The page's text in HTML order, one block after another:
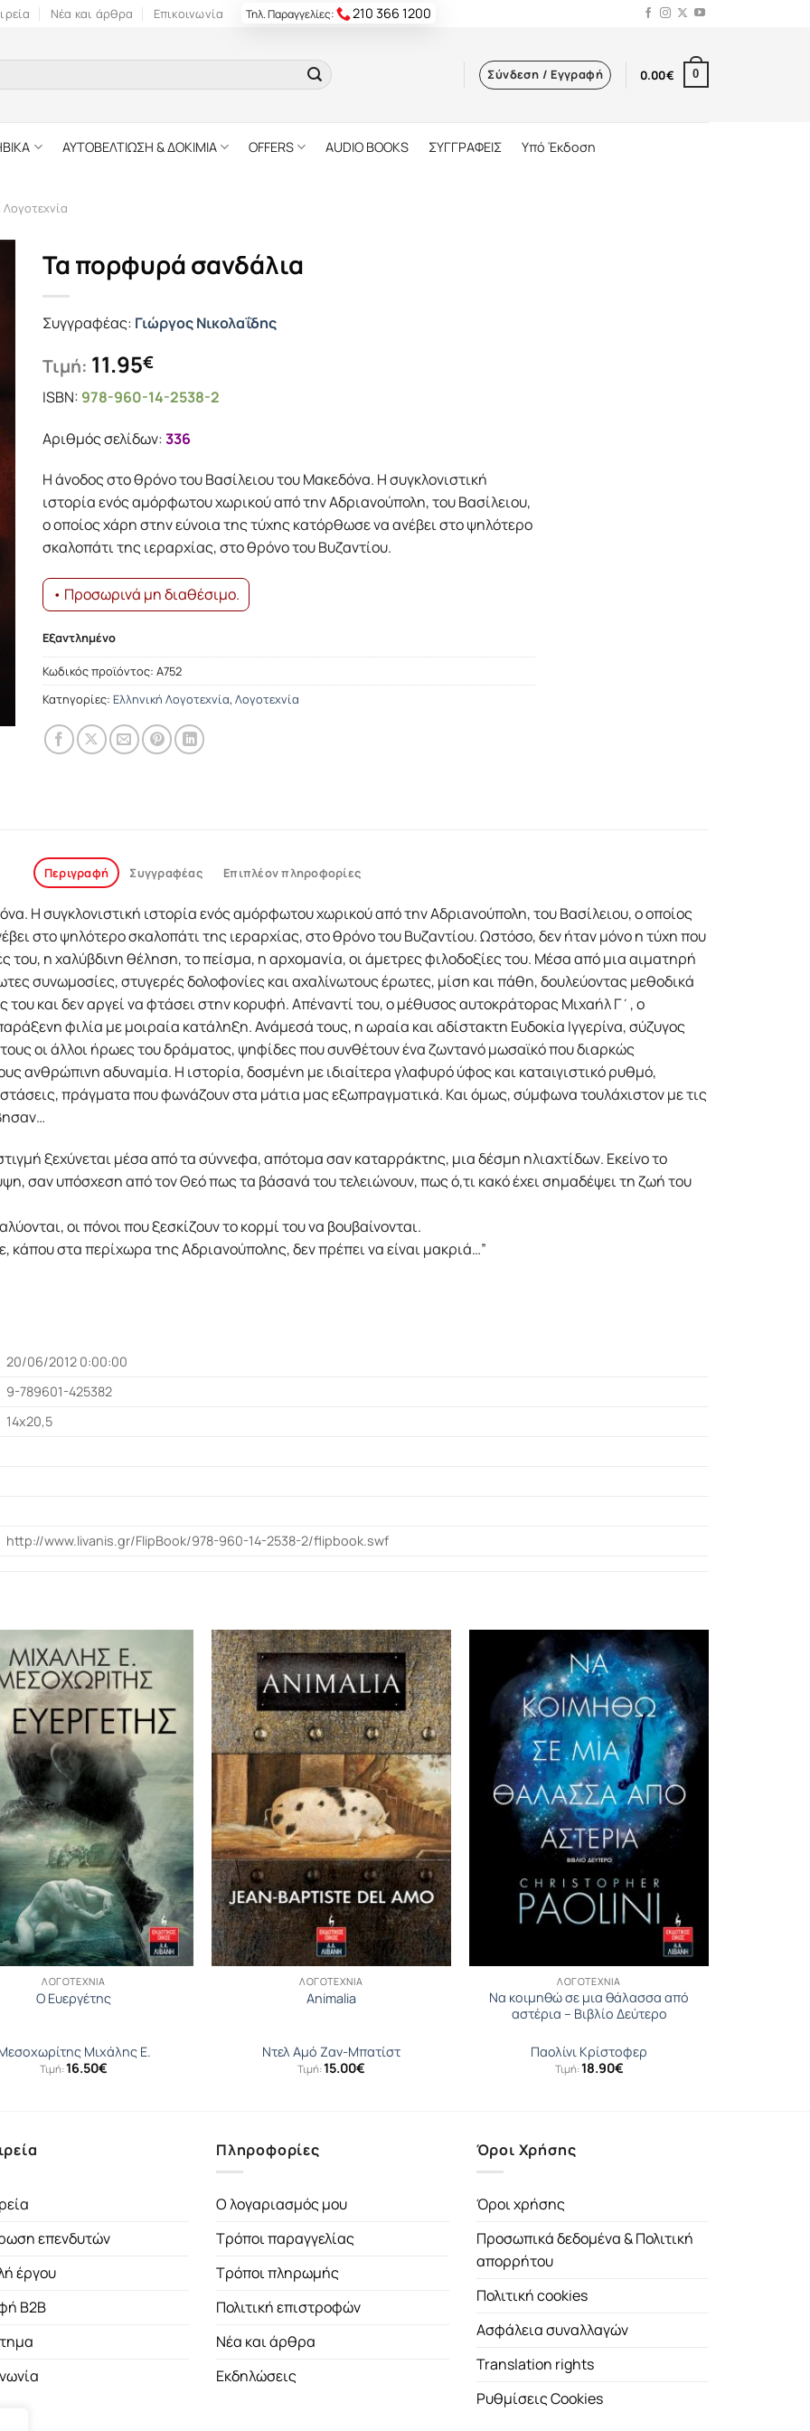
Νέα και άρθρα Επικοινωνία Τηλ. Παραγγελίες: 210 366 1200
Σύνδεση / Εγγραφή 0.00€ 0
ΑΥΤΟΒΕΛΤΙΩΣΗ & ΔΟΚΙΜΙΑ OFFERS AUDIO BOOKS ΣΥΓΓΡΑΦΕΙΣ Υπό Έκδοση
Λογοτεχνία
Τα πορφυρά σανδάλια
Συγγραφέας: Γιώργος Νικολαΐδης
Τιμή: 11.95€
ISBN: 978-960-14-2538-2
Αριθμός σελίδων:336
Η άνοδος στο θρόνο του Βασίλειου του Μακεδόνα. Η συγκλονιστική
ιστορία ενός αμόρφωτου χωρικού από την Αδριανούπολη, του Βασίλειου,
ο οποίος χάρη στην εύνοια της τύχης κατόρθωσε να ανέβει στο ψηλότερο
σκαλοπάτι της ιεραρχίας, στο θρόνο του Βυζαντίου.
• Προσωρινά μη διαθέσιμο.
Εξαντλημένο
Κωδικός προϊόντος:Α752
Κατηγορίες: Ελληνική Λογοτεχνία,Λογοτεχνία
Περιγραφή Συγγραφέας Επιπλέον πληροφορίες
Η συγκλονιστική ιστορία ενός αμόρφωτου χωρικού από την Αδριανούπολη, του Βασίλειου, ο οποίος
στο ψηλότερο σκαλοπάτι της ιεραρχίας, στο θρόνο του Βυζαντίου. Ωστόσο, δεν ήταν μόνο η τύχη που
του, η χαλύβδινη θέληση, το πείσμα, η αρχομανία, οι άμετρες φιλοδοξίες του. Μέσα από μια αιματηρή
συνωμοσίες, στυγερές δολοφονίες και αχαλίνωτους έρωτες, μίση και πάθη, δουλεύοντας μεθοδικά
του και δεν αργεί να φτάσει στην κορυφή. Απέναντί του, ο μέθυσος αυτοκράτορας Μιχαήλ Γ΄, ο
φιλία με μοιραία κατάληξη. Ανάμεσά τους, η ωραία και αδίστακτη Ευδοκία Ιγγερίνα, σύζυγος
οι άλλοι ήρωες του δράματος, ψηφίδες που συνθέτουν ένα ζωντανό μωσαϊκό που διαρκώς
ανθρώπινη αδυναμία. Η ιστορία, δοσμένη με ιδιαίτερα γλαφυρό ύφος και καταιγιστικό ρυθμό,
πράγματα που φωνάζουν στα μάτια μας εξωπραγματικά. Και όμως, σύμφωνα τουλάχιστον με τις
ξεχύνεται µέσα από τα σύννεφα, απότοµα σαν καταρράκτης, µια δέσµη ηλιαχτίδων. Εκείνο το
σαν υπόσχεση από τον Θεό πως τα βάσανά του τελειώνουν, πως ό,τι κακό έχει σηµαδέψει τη ζωή του
οι πόνοι που ξεσκίζουν το κορµί του να βουβαίνονται.
κάπου στα περίχωρα της Αδριανούπολης, δεν πρέπει να είναι µακριά…”
20/06/2012 0:00:00
9-789601-425382
14x20,5
http://www.livanis.gr/FlipBook/978-960-14-2538-2/flipbook.swf
ΛΟΓΟΤΕΧΝΊΑ
Ο Ευεργέτης
Μιχάλης Ε.
Τιμή:16.50€
ΛΟΓΟΤΕΧΝΊΑ
Animalia
Ντελ Αµό Ζαν-Μπατίστ
Τιμή:15.00€
ΛΟΓΟΤΕΧΝΊΑ
Να κοιμηθώ σε μια θάλασσα από
αστέρια – Βιβλίο Δεύτερο
Παολίνι Κρίστοφερ
Τιμή:18.90€
επενδυτών
έργου
B2B
Πληροφορίες
Ο λογαριασμός μου
Τρόποι παραγγελίας
Τρόποι πληρωμής
Πολιτική επιστροφών
Νέα και άρθρα
Εκδηλώσεις
Όροι Χρήσης
Όροι χρήσης
Προσωπικά δεδομένα & Πολιτική
απορρήτου
Πολιτική cookies
Ασφάλεια συναλλαγών
Translation rights
Ρυθμίσεις Cookies